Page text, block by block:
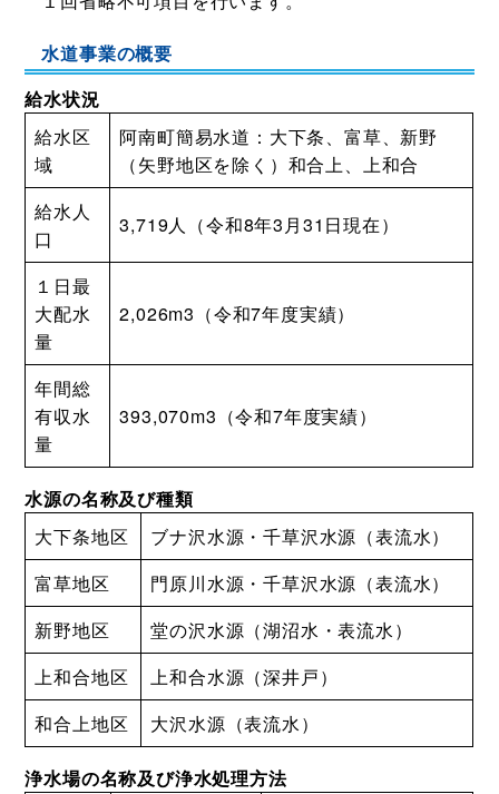
水道事業の概要
給水状況
給水区
域
阿南町簡易水道：大下条、富草、新野
（矢野地区を除く）和合上、上和合
給水人
口
3,719人（令和8年3月31日現在）
１日最
大配水
量
2,026m3（令和7年度実績）
年間総
有収水
量
393,070m3（令和7年度実績）
水源の名称及び種類
大下条地区
ブナ沢水源・千草沢水源（表流水）
富草地区
門原川水源・千草沢水源（表流水）
新野地区
堂の沢水源（湖沼水・表流水）
上和合地区
上和合水源（深井戸）
和合上地区
大沢水源（表流水）
浄水場の名称及び浄水処理方法